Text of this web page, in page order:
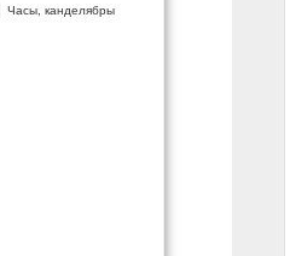
Часы, канделябры